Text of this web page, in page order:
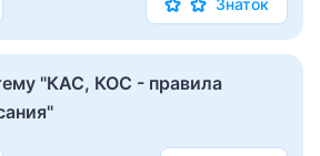
Знаток
"КАС, КОС - правила